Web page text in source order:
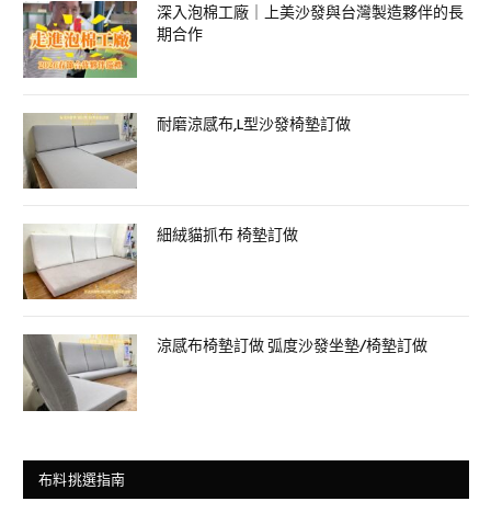
深入泡棉工廠｜上美沙發與台灣製造夥伴的長
期合作
耐磨涼感布,L型沙發椅墊訂做
細絨貓抓布 椅墊訂做
涼感布椅墊訂做 弧度沙發坐墊/椅墊訂做
布料挑選指南